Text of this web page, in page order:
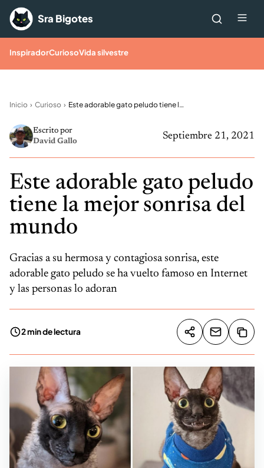
Saltar al contenido
Sra Bigotes
InspiradorCuriosoVida silvestre
Inicio Curioso Este adorable gato peludo tiene la mejor sonrisa del mundo
Septiembre 21, 2021
Escrito por
David Gallo
Este adorable gato peludo
tiene la mejor sonrisa del
mundo
Gracias a su hermosa y contagiosa sonrisa, este
adorable gato peludo se ha vuelto famoso en Internet
y las personas lo adoran
2 min de lectura Compartir